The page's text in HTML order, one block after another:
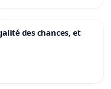
des chances, et